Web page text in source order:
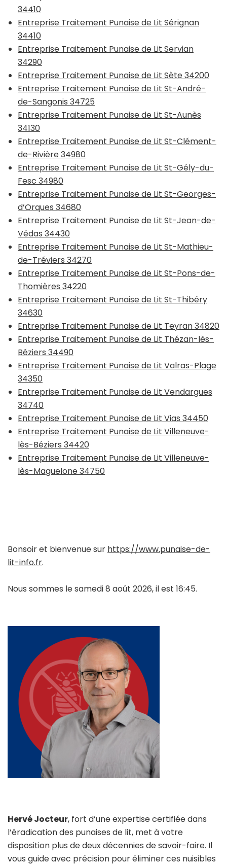
34410
Entreprise Traitement Punaise de Lit Sérignan
34410
Entreprise Traitement Punaise de Lit Servian
34290
Entreprise Traitement Punaise de Lit Sète 34200
Entreprise Traitement Punaise de Lit St-André-
de-Sangonis 34725
Entreprise Traitement Punaise de Lit St-Aunès
34130
Entreprise Traitement Punaise de Lit St-Clément-
de-Rivière 34980
Entreprise Traitement Punaise de Lit St-Gély-du-
Fesc 34980
Entreprise Traitement Punaise de Lit St-Georges-
d’Orques 34680
Entreprise Traitement Punaise de Lit St-Jean-de-
Védas 34430
Entreprise Traitement Punaise de Lit St-Mathieu-
de-Tréviers 34270
Entreprise Traitement Punaise de Lit St-Pons-de-
Thomières 34220
Entreprise Traitement Punaise de Lit St-Thibéry
34630
Entreprise Traitement Punaise de Lit Teyran 34820
Entreprise Traitement Punaise de Lit Thézan-lès-
Béziers 34490
Entreprise Traitement Punaise de Lit Valras-Plage
34350
Entreprise Traitement Punaise de Lit Vendargues
34740
Entreprise Traitement Punaise de Lit Vias 34450
Entreprise Traitement Punaise de Lit Villeneuve-
lès-Béziers 34420
Entreprise Traitement Punaise de Lit Villeneuve-
lès-Maguelone 34750
Bonsoir et bienvenue sur https://www.punaise-de-
lit-info.fr.
Nous sommes le samedi 8 août 2026, il est 16:45.
Hervé Jocteur, fort d’une expertise certifiée dans
l’éradication des punaises de lit, met à votre
disposition plus de deux décennies de savoir-faire. Il
vous guide avec précision pour éliminer ces nuisibles